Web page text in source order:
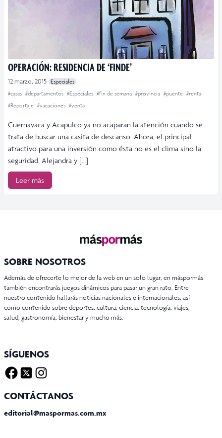
OPERACIÓN: RESIDENCIA DE ‘FINDE’
12 marzo, 2015 Especiales
#casas #departamentos #Especiales #fin de semana #provincia #puente #renta
#Reportaje #vacaciones #venta
Cuernavaca y Acapulco ya no acaparan la atención cuando se
trata de buscar una casita de descanso. Ahora, el principal
atractivo para una inversión como ésta no es el clima sino la
seguridad. Alejandra y […]
Leer más
SOBRE NOSOTROS
Además de ofrecerte lo mejor de la web en un solo lugar, en máspormás
también encontrarás juegos dinámicos para pasar un gran rato. Entre
nuestro contenido hallarás noticias nacionales e internacionales, así
como contenido sobre deportes, cultura, ciencia, tecnología, viajes,
salud, gastronomía, bienestar y mucho más.
SÍGUENOS
CONTÁCTANOS
editorial@maspormas.com.mx